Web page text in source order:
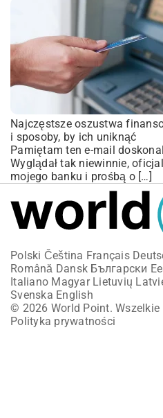
Najczęstsze oszustwa
i sposoby, by ich uniknąć
Pamiętam ten e-mail
Wyglądał tak niewinnie,
mojego banku i prośbą o […]
Polski Čeština Français
Română Dansk Български
Italiano Magyar Lietuvių
Svenska English
© 2026 World Point. Wszelkie
Polityka prywatności